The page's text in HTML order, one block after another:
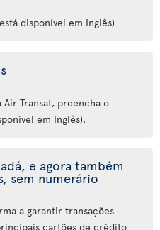
disponível em Inglês)
Transat, preencha o
em Inglês).
e agora também
sem numerário
a garantir transações
cartões de crédito